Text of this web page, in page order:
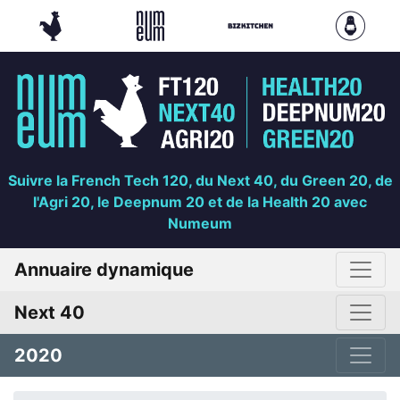
Suivre la French Tech 120, du Next 40, du Green 20, de
l'Agri 20, le Deepnum 20 et de la Health 20 avec
Numeum
Annuaire dynamique
Next 40
2020